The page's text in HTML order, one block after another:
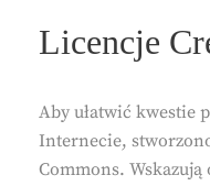
Licencje
Aby ułatwić kwestie
Internecie,
Commons. Wskazują